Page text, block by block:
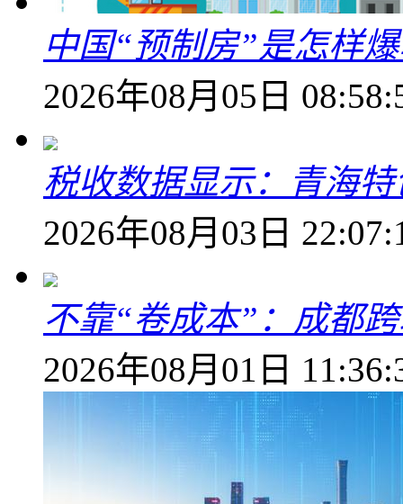
中国“预制房”是怎样
2026年08月05日
税收数据显示：青海
2026年08月03日
不靠“卷成本”：成都
2026年08月01日